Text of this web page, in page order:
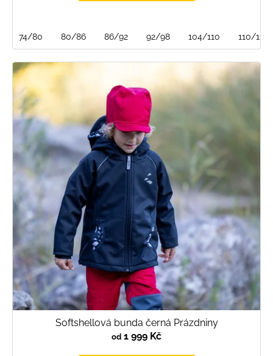
74/80 80/86 86/92 92/98 104/110 110/116
Softshellová bunda černá Prázdniny
od 1 999 Kč